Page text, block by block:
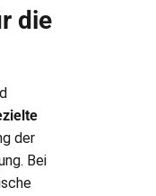
die
der
Bei